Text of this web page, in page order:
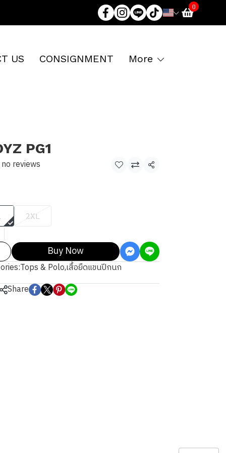
0
US CONSIGNMENT More
PG1
no reviews Share
2XL
Buy Now
Tops & Polo,เสื้อยืดแขนปีกนก
Share